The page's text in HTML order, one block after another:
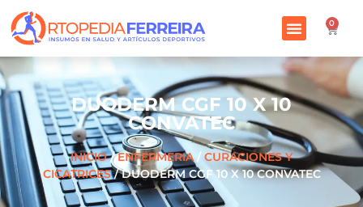
0
DUODERM CGF 10 X 10
CONVATEC
INICIO/ENFERMERIA/CURACIONES Y
CICATRICES/ DUODERM CGF 10 X 10 CONVATEC